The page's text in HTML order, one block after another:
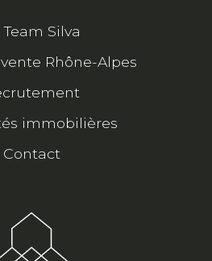
Team Silva
Rhône-Alpes
immobilières
Contact